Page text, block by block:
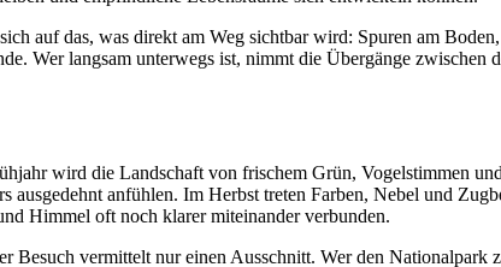
auf das, was direkt am Weg sichtbar wird: Spuren am
Wer langsam unterwegs ist, nimmt die Übergänge zwischen
wird die Landschaft von frischem Grün, Vogelstimmen
ausgedehnt anfühlen. Im Herbst treten Farben, Nebel und
Himmel oft noch klarer miteinander verbunden.
Besuch vermittelt nur einen Ausschnitt. Wer den Nationalpark